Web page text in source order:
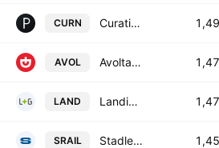
CURN Curatis Holding AG
AVOL Avolta AG
LAND Landis+Gyr Group AG
SRAIL Stadler Rail AG